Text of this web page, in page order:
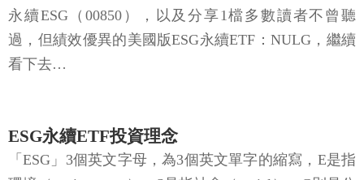
永續ESG（00850），以及分享1檔多數讀者不曾聽
過，但績效優異的美國版ESG永續ETF：NULG，繼續
看下去…
ESG永續ETF投資理念
「ESG」3個英文字母，為3個英文單字的縮寫，E是指